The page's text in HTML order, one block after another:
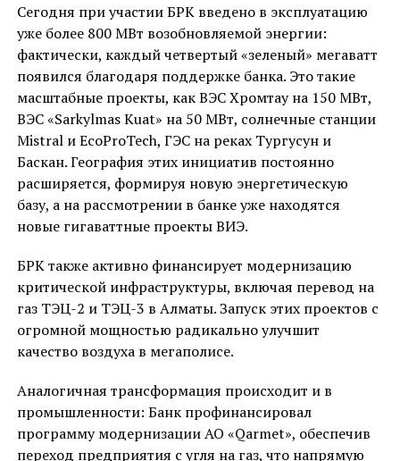
Сегодня при участии БРК введено в эксплуатацию
уже более 800 МВт возобновляемой энергии:
фактически, каждый четвертый «зеленый» мегаватт
появился благодаря поддержке банка. Это такие
масштабные проекты, как ВЭС Хромтау на 150 МВт,
ВЭС «Sarkylmas Kuat» на 50 МВт, солнечные станции
Mistral и EcoProTech, ГЭС на реках Тургусун и
Баскан. География этих инициатив постоянно
расширяется, формируя новую энергетическую
базу, а на рассмотрении в банке уже находятся
новые гигаваттные проекты ВИЭ.
БРК также активно финансирует модернизацию
критической инфраструктуры, включая перевод на
газ ТЭЦ-2 и ТЭЦ-3 в Алматы. Запуск этих проектов с
огромной мощностью радикально улучшит
качество воздуха в мегаполисе.
Аналогичная трансформация происходит и в
промышленности: Банк профинансировал
программу модернизации АО «Qarmet», обеспечив
переход предприятия с угля на газ, что напрямую